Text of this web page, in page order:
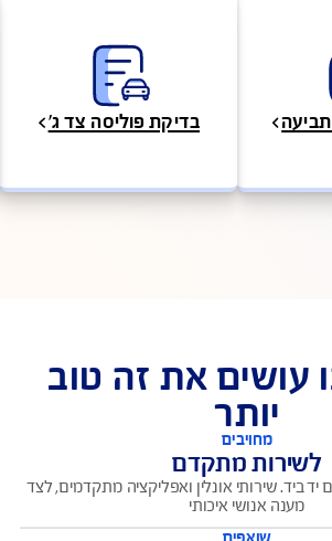
צפייה והורדת מסמכים
בדיקת פוליסה צד ג'